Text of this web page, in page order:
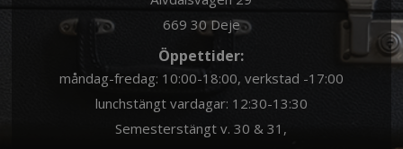
669 30 Deje
Öppettider:
måndag-fredag: 10:00-18:00, verkstad -17:00
lunchstängt vardagar: 12:30-13:30
Semesterstängt v. 30 & 31,